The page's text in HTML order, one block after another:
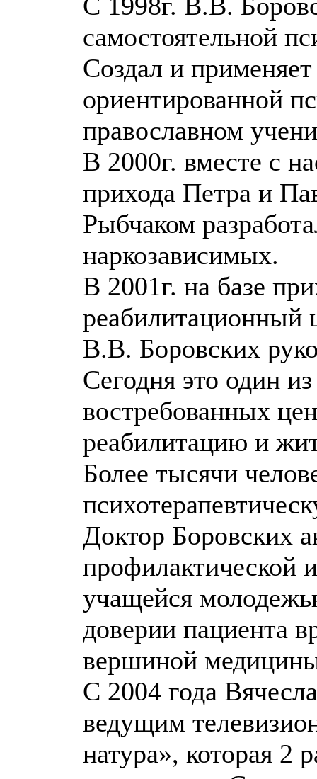
самостоятельной
Создал и
ориентированной
православном
В 2000г. вместе с
прихода Петра и
Рыбчаком
наркозависимых.
В 2001г. на базе
реабилитационный
В.В. Боровских
Сегодня это один
востребованных
реабилитацию и
Более тысячи
Доктор Боровских
профилактической
учащейся
доверии пациента
вершиной
С 2004 года
ведущим
натура», которая 2